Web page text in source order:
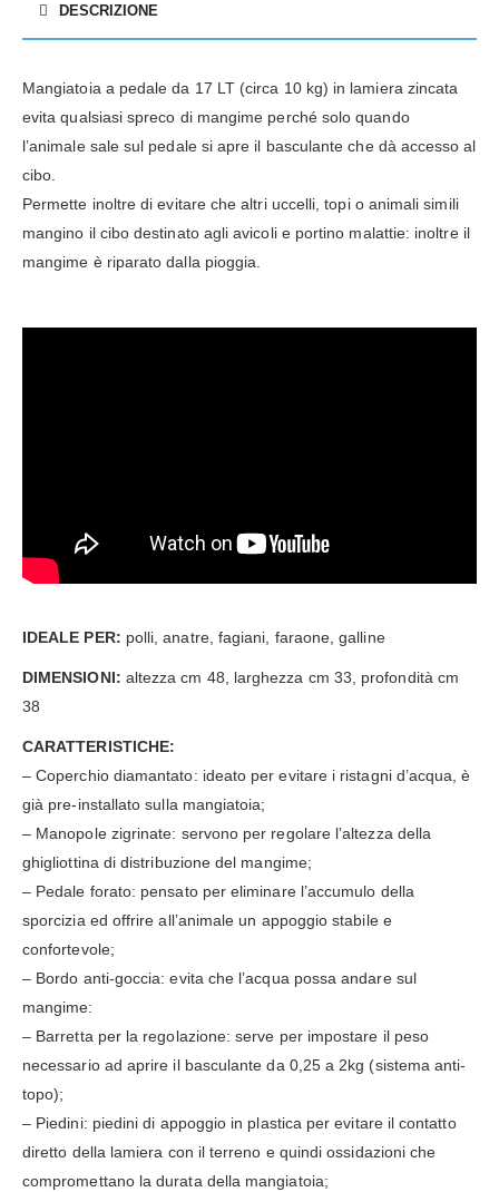
DESCRIZIONE
Mangiatoia a pedale da 17 LT (circa 10 kg) in lamiera zincata
evita qualsiasi spreco di mangime perché solo quando
l’animale sale sul pedale si apre il basculante che dà accesso al
cibo.
Permette inoltre di evitare che altri uccelli, topi o animali simili
mangino il cibo destinato agli avicoli e portino malattie: inoltre il
mangime è riparato dalla pioggia.
IDEALE PER: polli, anatre, fagiani, faraone, galline
DIMENSIONI: altezza cm 48, larghezza cm 33, profondità cm
38
CARATTERISTICHE:
– Coperchio diamantato: ideato per evitare i ristagni d’acqua, è
già pre-installato sulla mangiatoia;
– Manopole zigrinate: servono per regolare l’altezza della
ghigliottina di distribuzione del mangime;
– Pedale forato: pensato per eliminare l’accumulo della
sporcizia ed offrire all’animale un appoggio stabile e
confortevole;
– Bordo anti-goccia: evita che l’acqua possa andare sul
mangime:
– Barretta per la regolazione: serve per impostare il peso
necessario ad aprire il basculante da 0,25 a 2kg (sistema anti-
topo);
– Piedini: piedini di appoggio in plastica per evitare il contatto
diretto della lamiera con il terreno e quindi ossidazioni che
compromettano la durata della mangiatoia;